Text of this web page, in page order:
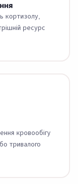
кортизолу,
ресурс
кровообігу
тривалого